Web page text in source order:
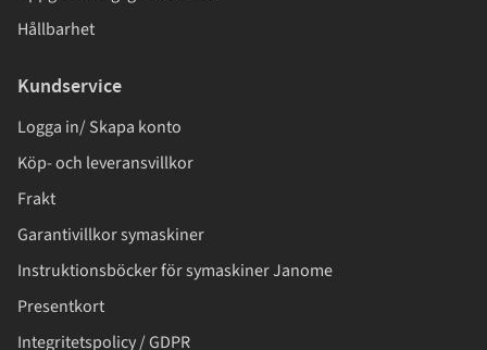
Hållbarhet
Kundservice
Logga in/ Skapa konto
Köp- och leveransvillkor
Frakt
Garantivillkor symaskiner
Instruktionsböcker för symaskiner Janome
Presentkort
Integritetspolicy / GDPR